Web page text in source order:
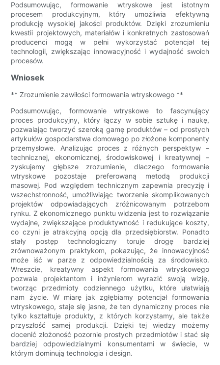
Podsumowując, formowanie wtryskowe jest istotnym
procesem produkcyjnym, który umożliwia efektywną
produkcję wysokiej jakości produktów. Dzięki zrozumieniu
kwestii projektowych, materiałów i konkretnych zastosowań
producenci mogą w pełni wykorzystać potencjał tej
technologii, zwiększając innowacyjność i wydajność swoich
procesów.
Wniosek
** Zrozumienie zawiłości formowania wtryskowego **
Podsumowując, formowanie wtryskowe to fascynujący
proces produkcyjny, który łączy w sobie sztukę i naukę,
pozwalając tworzyć szeroką gamę produktów – od prostych
artykułów gospodarstwa domowego po złożone komponenty
przemysłowe. Analizując proces z różnych perspektyw –
technicznej, ekonomicznej, środowiskowej i kreatywnej –
zyskujemy głębsze zrozumienie, dlaczego formowanie
wtryskowe pozostaje preferowaną metodą produkcji
masowej. Pod względem technicznym zapewnia precyzję i
wszechstronność, umożliwiając tworzenie skomplikowanych
projektów odpowiadających zróżnicowanym potrzebom
rynku. Z ekonomicznego punktu widzenia jest to rozwiązanie
wydajne, zwiększające produktywność i redukujące koszty,
co czyni je atrakcyjną opcją dla przedsiębiorstw. Ponadto
stały postęp technologiczny toruje drogę bardziej
zrównoważonym praktykom, pokazując, że innowacyjność
może iść w parze z odpowiedzialnością za środowisko.
Wreszcie, kreatywny aspekt formowania wtryskowego
pozwala projektantom i inżynierom wyrazić swoją wizję,
tworząc przedmioty codziennego użytku, które ułatwiają
nam życie. W miarę jak zgłębiamy potencjał formowania
wtryskowego, staje się jasne, że ten dynamiczny proces nie
tylko kształtuje produkty, z których korzystamy, ale także
przyszłość samej produkcji. Dzięki tej wiedzy możemy
docenić złożoność pozornie prostych przedmiotów i stać się
bardziej odpowiedzialnymi konsumentami w świecie, w
którym dominują technologia i design.